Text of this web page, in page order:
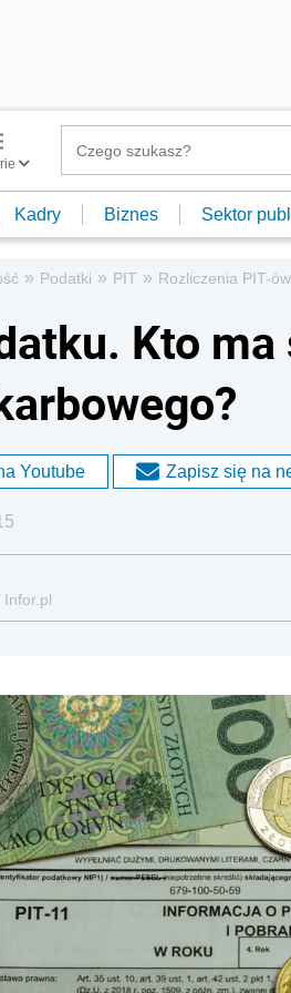
Kadry Biznes Sektor
» Podatki » PIT » Rozliczenia PIT-ów
Kto
Youtube Zapisz się na